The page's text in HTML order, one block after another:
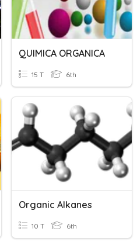
QUIMICA ORGANICA
15 T 6th
Organic Alkanes
10 T 6th